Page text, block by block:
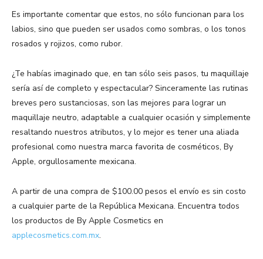
Es importante comentar que estos, no sólo funcionan para los
labios, sino que pueden ser usados como sombras, o los tonos
rosados y rojizos, como rubor.
¿Te habías imaginado que, en tan sólo seis pasos, tu maquillaje
sería así de completo y espectacular? Sinceramente las rutinas
breves pero sustanciosas, son las mejores para lograr un
maquillaje neutro, adaptable a cualquier ocasión y simplemente
resaltando nuestros atributos, y lo mejor es tener una aliada
profesional como nuestra marca favorita de cosméticos, By
Apple, orgullosamente mexicana.
A partir de una compra de $100.00 pesos el envío es sin costo
a cualquier parte de la República Mexicana. Encuentra todos
los productos de By Apple Cosmetics en
applecosmetics.com.mx.